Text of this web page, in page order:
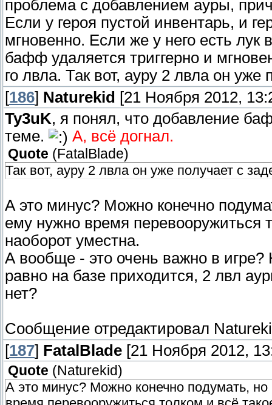
проблема с добавлением ауры,
Если у героя пустой инвентарь, и
мгновенно. Если же у него есть
бафф удаляется триггерно и
го лвла. Так вот, ауру 2 лвла он уже
[186] Naturekid [21 Ноября 2012,
Ty3uK, я понял, что добавление
теме.
А, всё догнал.
Quote (FatalBlade)
Так вот, ауру 2 лвла он уже получает с
А это минус? Можно конечно
ему нужно время перевооружиться
наоборот уместна.
А вообще - это очень важно в
равно на базе приходится, 2 лвл
нет?
Сообщение отредактировал
[187] FatalBlade [21 Ноября 2012,
Quote (Naturekid)
А это минус? Можно конечно подумать,